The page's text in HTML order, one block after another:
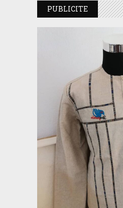
PUBLICITE